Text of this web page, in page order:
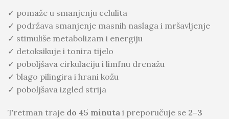
✓ pomaže u smanjenju celulita
✓ podržava smanjenje masnih naslaga i mršavljenje
✓ stimuliše metabolizam i energiju
✓ detoksikuje i tonira tijelo
✓ poboljšava cirkulaciju i limfnu drenažu
✓ blago pilingira i hrani kožu
✓ poboljšava izgled strija
Tretman traje do 45 minuta i preporučuje se 2–3